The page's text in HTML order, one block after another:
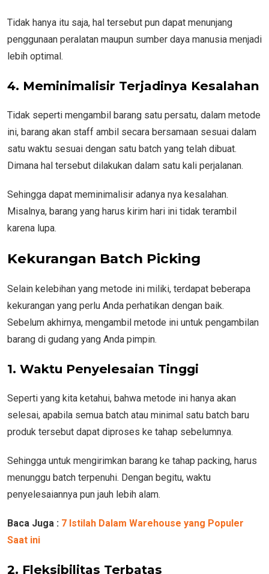
Tidak hanya itu saja, hal tersebut pun dapat menunjang
penggunaan peralatan maupun sumber daya manusia menjadi
lebih optimal.
4. Meminimalisir Terjadinya Kesalahan
Tidak seperti mengambil barang satu persatu, dalam metode
ini, barang akan staff ambil secara bersamaan sesuai dalam
satu waktu sesuai dengan satu batch yang telah dibuat.
Dimana hal tersebut dilakukan dalam satu kali perjalanan.
Sehingga dapat meminimalisir adanya nya kesalahan.
Misalnya, barang yang harus kirim hari ini tidak terambil
karena lupa.
Kekurangan Batch Picking
Selain kelebihan yang metode ini miliki, terdapat beberapa
kekurangan yang perlu Anda perhatikan dengan baik.
Sebelum akhirnya, mengambil metode ini untuk pengambilan
barang di gudang yang Anda pimpin.
1. Waktu Penyelesaian Tinggi
Seperti yang kita ketahui, bahwa metode ini hanya akan
selesai, apabila semua batch atau minimal satu batch baru
produk tersebut dapat diproses ke tahap sebelumnya.
Sehingga untuk mengirimkan barang ke tahap packing, harus
menunggu batch terpenuhi. Dengan begitu, waktu
penyelesaiannya pun jauh lebih alam.
Baca Juga : 7 Istilah Dalam Warehouse yang Populer
Saat ini
2. Fleksibilitas Terbatas